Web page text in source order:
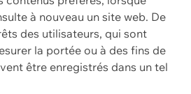
à nouveau un site web. De
des utilisateurs, qui sont
la portée ou à des fins de
être enregistrés dans un tel